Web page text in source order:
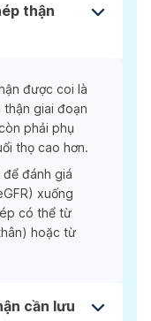
thận
được coi là
giai đoạn
phải phụ
thọ cao hơn.
đánh giá
xuống
có thể từ
hoặc từ
cần lưu